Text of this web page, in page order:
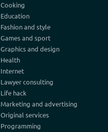
Cooking
Education
Fashion and style
Games and sport
Graphics and design
Health
Internet
Lawyer consulting
Life hack
Marketing and advertising
Original services
Programming